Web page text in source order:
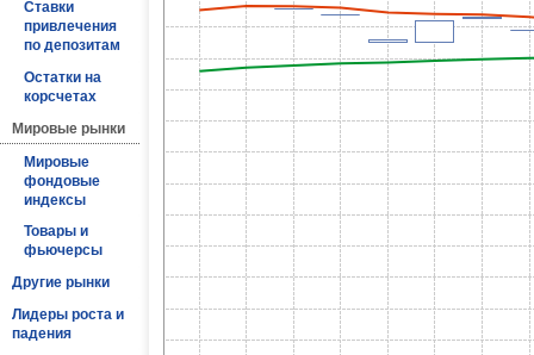
Ставки
привлечения
по депозитам
Остатки на
корсчетах
Мировые рынки
Мировые
фондовые
индексы
Товары и
фьючерсы
Другие рынки
Лидеры роста и
падения